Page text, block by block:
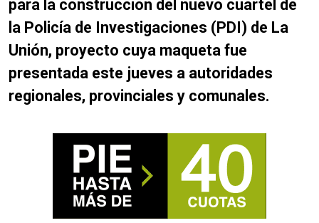
para la construcción del nuevo cuartel de
la Policía de Investigaciones (PDI) de La
Unión, proyecto cuya maqueta fue
presentada este jueves a autoridades
regionales, provinciales y comunales.